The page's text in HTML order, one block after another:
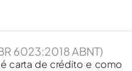
6023:2018 ABNT)
é carta de crédito e como